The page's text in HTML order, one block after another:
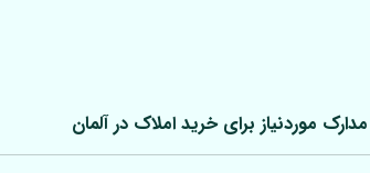
مدارک موردنیاز برای خرید املاک درآلمان